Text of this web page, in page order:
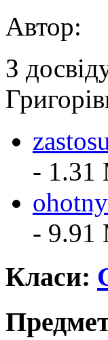
Автор:
З
- 1.31
- 9.91
Класи: